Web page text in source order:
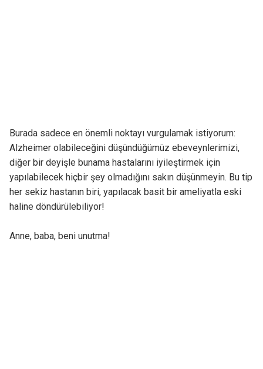
Burada sadece en önemli noktayı vurgulamak istiyorum:
Alzheimer olabileceğini düşündüğümüz ebeveynlerimizi,
diğer bir deyişle bunama hastalarını iyileştirmek için
yapılabilecek hiçbir şey olmadığını sakın düşünmeyin. Bu tip
her sekiz hastanın biri, yapılacak basit bir ameliyatla eski
haline döndürülebiliyor!
Anne, baba, beni unutma!